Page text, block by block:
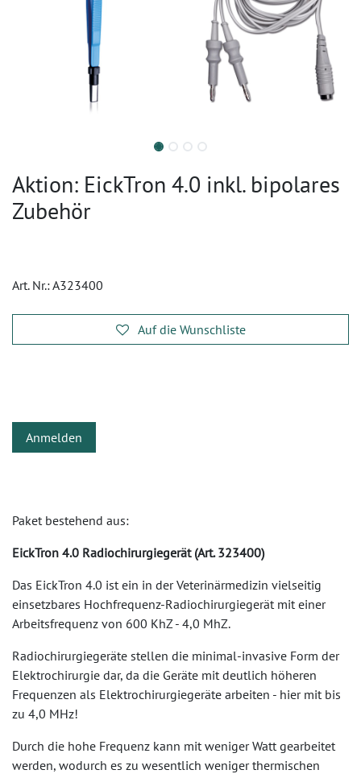
Aktion: EickTron 4.0 inkl. bipolares
Zubehör
Art. Nr.:A323400
Auf die Wunschliste
Anmelden
Paket bestehend aus:
EickTron 4.0 Radiochirurgiegerät (Art. 323400)
Das EickTron 4.0 ist ein in der Veterinärmedizin vielseitig
einsetzbares Hochfrequenz-Radiochirurgiegerät mit einer
Arbeitsfrequenz von 600 KhZ - 4,0 MhZ.
Radiochirurgiegeräte stellen die minimal-invasive Form der
Elektrochirurgie dar, da die Geräte mit deutlich höheren
Frequenzen als Elektrochirurgiegeräte arbeiten - hier mit bis
zu 4,0 MHz!
Durch die hohe Frequenz kann mit weniger Watt gearbeitet
werden, wodurch es zu wesentlich weniger thermischen